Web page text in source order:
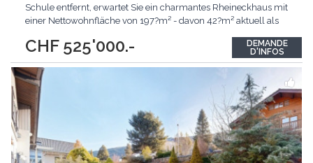
CHF 525'000.-
Schule entfernt, erwartet Sie ein charmantes Rheineckhaus mit
einer Nettowohnfläche von 197?m² - davon 42?m² aktuell als
und individuelle Gestaltung. Sechs Zimmer verteilen sich
geschickt über die Stockwerke und schaffen...
DEMANDE
D'INFOS